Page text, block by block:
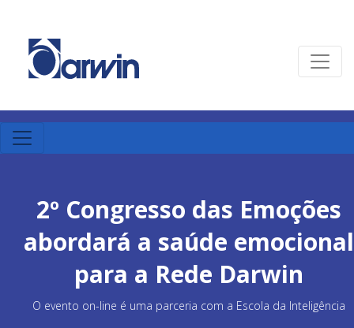
2º Congresso das Emoções
abordará a saúde emocional
para a Rede Darwin
O evento on-line é uma parceria com a Escola da Inteligência